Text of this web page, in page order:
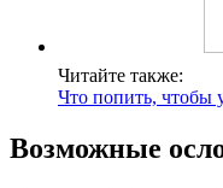
Читайте также:
Что попить, чтобы
Возможные